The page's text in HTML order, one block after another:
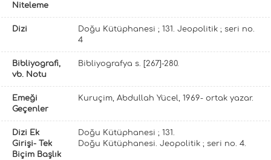
Niteleme
Dizi
Doğu Kütüphanesi ; 131. Jeopolitik ; seri no.
4
Bibliyografi,
vb. Notu
Bibliyografya s. [267]-280.
Emeği
Geçenler
Kuruçim, Abdullah Yücel, 1969- ortak yazar.
Dizi Ek
Girişi- Tek
Biçim Başlık
Doğu Kütüphanesi ; 131.
Doğu Kütüphanesi. Jeopolitik ; seri no. 4.